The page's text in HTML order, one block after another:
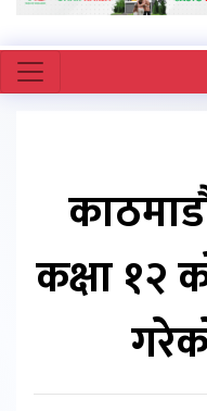
कक्षा १२